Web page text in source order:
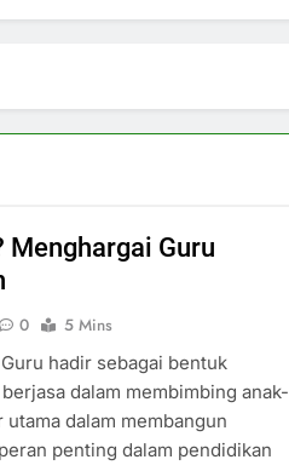
Menghargai Guru
0
5 Mins
hadir sebagai bentuk
dalam membimbing anak-
dalam membangun
penting dalam pendidikan